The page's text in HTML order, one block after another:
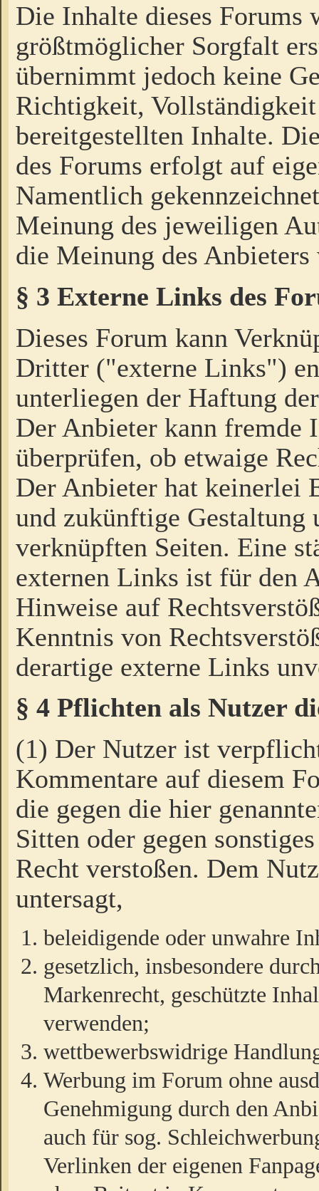
Die Inhalte dieses Forums
größtmöglicher Sorgfalt
übernimmt jedoch keine
Richtigkeit,
bereitgestellten Inhalte.
des Forums erfolgt auf
Namentlich
Meinung des jeweiligen
die Meinung des Anbieters
§ 3 Externe Links des
Dieses Forum kann
Dritter ("externe Links")
unterliegen der Haftung
Der Anbieter kann fremde
überprüfen, ob etwaige
Der Anbieter hat keinerlei
und zukünftige Gestaltung
verknüpften Seiten. Eine
externen Links ist für den
Hinweise auf
Kenntnis von
derartige externe Links
§ 4 Pflichten als Nutzer
(1) Der Nutzer ist
Kommentare auf diesem
die gegen die hier
Sitten oder gegen
Recht verstoßen. Dem
untersagt,
beleidigende oder unwahre
gesetzlich, insbesondere
Markenrecht, geschützte
verwenden;
wettbewerbswidrige
Werbung im Forum ohne
Genehmigung durch den
auch für sog.
Verlinken der eigenen